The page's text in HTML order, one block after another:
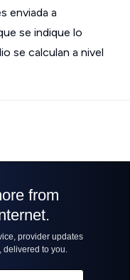
enviada a
se indique lo
se calculan a nivel